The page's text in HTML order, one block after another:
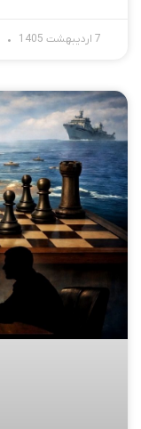
7 اردیبهشت 1405